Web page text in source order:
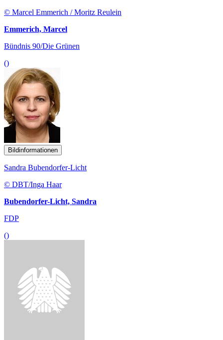
© Marcel Emmerich / Moritz Reulein
Emmerich, Marcel
Bündnis 90/Die Grünen
()
Bildinformationen
Sandra Bubendorfer-Licht
© DBT/Inga Haar
Bubendorfer-Licht, Sandra
FDP
()